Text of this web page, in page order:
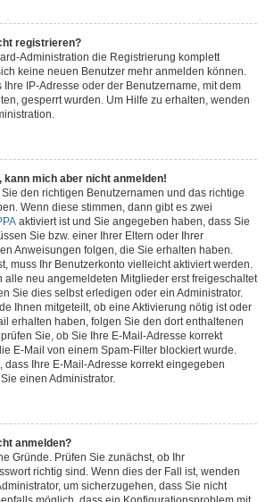
registrieren?
Administration die Registrierung komplett
keine neuen Benutzer mehr anmelden können.
Ihre IP-Adresse oder der Benutzername, mit dem
gesperrt wurden. Um Hilfe zu erhalten, wenden
kann mich aber nicht anmelden!
den richtigen Benutzernamen und das richtige
Wenn diese stimmen, dann gibt es zwei
aktiviert ist und Sie angegeben haben, dass Sie
Sie bzw. einer Ihrer Eltern oder Ihrer
Anweisungen folgen, die Sie erhalten haben.
muss Ihr Benutzerkonto vielleicht aktiviert werden.
alle neu angemeldeten Mitglieder erst freigeschaltet
Sie dies selbst erledigen oder ein Administrator.
Ihnen mitgeteilt, ob eine Aktivierung nötig ist oder
erhalten haben, folgen Sie den dort enthaltenen
Sie, ob Sie Ihre E-Mail-Adresse korrekt
E-Mail von einem Spam-Filter blockiert wurde.
dass Ihre E-Mail-Adresse korrekt eingegeben
einen Administrator.
anmelden?
Gründe. Prüfen Sie zunächst, ob Ihr
richtig sind. Wenn dies der Fall ist, wenden
um sicherzugehen, dass Sie nicht